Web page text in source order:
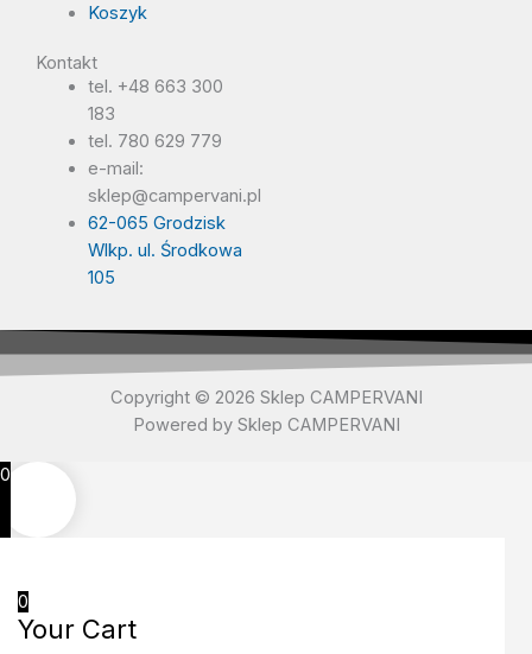
Koszyk
Kontakt
tel. +48 663 300
183
tel. 780 629 779
e-mail:
sklep@campervani.pl
62-065 Grodzisk
Wlkp. ul. Środkowa
105
Copyright © 2026 Sklep CAMPERVANI
Powered by Sklep CAMPERVANI
0
0
Your Cart